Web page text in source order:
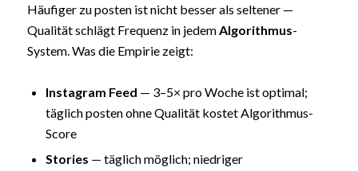
Häufiger zu posten ist nicht besser als seltener —
Qualität schlägt Frequenz in jedem Algorithmus-
System. Was die Empirie zeigt:
Instagram Feed — 3–5× pro Woche ist optimal;
täglich posten ohne Qualität kostet Algorithmus-
Score
Stories — täglich möglich; niedriger